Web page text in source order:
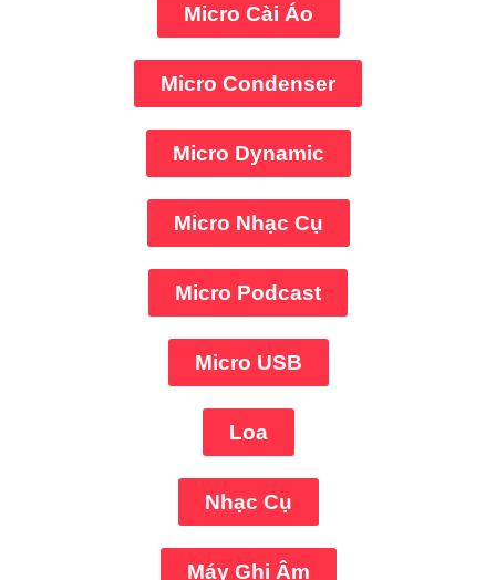
Micro Cài Áo
Micro Condenser
Micro Dynamic
Micro Nhạc Cụ
Micro Podcast
Micro USB
Loa
Nhạc Cụ
Máy Ghi Âm